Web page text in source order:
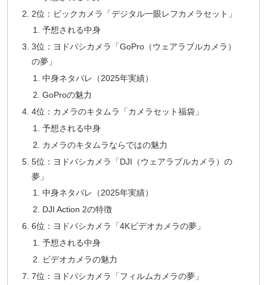
2位：ビックカメラ「デジタル一眼レフカメラセット」
予想される中身
3位：ヨドバシカメラ「GoPro（ウェアラブルカメラ）
の夢」
中身ネタバレ（2025年実績）
GoProの魅力
4位：カメラのキタムラ「カメラセット福袋」
予想される中身
カメラのキタムラならではの魅力
5位：ヨドバシカメラ「DJI（ウェアラブルカメラ）の
夢」
中身ネタバレ（2025年実績）
DJI Action 2の特徴
6位：ヨドバシカメラ「4Kビデオカメラの夢」
予想される中身
ビデオカメラの魅力
7位：ヨドバシカメラ「フィルムカメラの夢」